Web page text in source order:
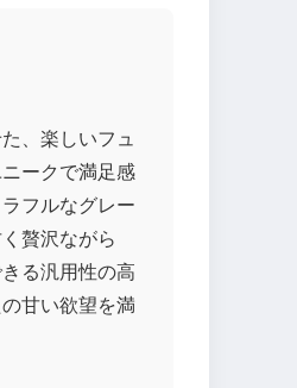
、楽しいフュ
ークで満足感
フルなグレー
贅沢ながら
る汎用性の高
甘い欲望を満